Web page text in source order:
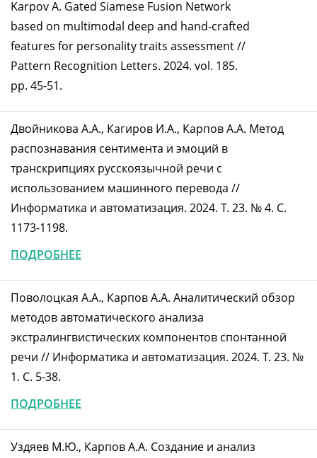
Karpov A. Gated Siamese Fusion Network
based on multimodal deep and hand-crafted
features for personality traits assessment //
Pattern Recognition Letters. 2024. vol. 185.
pp. 45-51.
Двойникова А.А., Кагиров И.А., Карпов А.А. Метод
распознавания сентимента и эмоций в
транскрипциях русскоязычной речи с
использованием машинного перевода //
Информатика и автоматизация. 2024. Т. 23. № 4. С.
1173-1198.
ПОДРОБНЕЕ
Поволоцкая А.А., Карпов А.А. Аналитический обзор
методов автоматического анализа
экстралингвистических компонентов спонтанной
речи // Информатика и автоматизация. 2024. Т. 23. №
1. С. 5-38.
ПОДРОБНЕЕ
Уздяев М.Ю., Карпов А.А. Создание и анализ